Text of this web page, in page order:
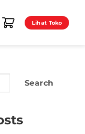
Lihat Toko
Search